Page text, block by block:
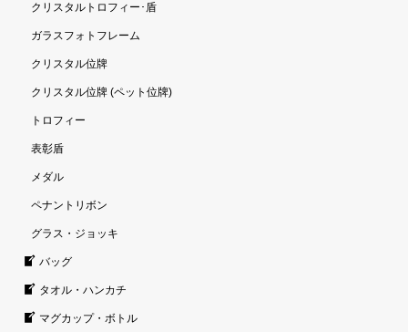
クリスタルトロフィー･盾
ガラスフォトフレーム
クリスタル位牌
クリスタル位牌 (ペット位牌)
トロフィー
表彰盾
メダル
ペナントリボン
グラス・ジョッキ
バッグ
タオル・ハンカチ
マグカップ・ボトル